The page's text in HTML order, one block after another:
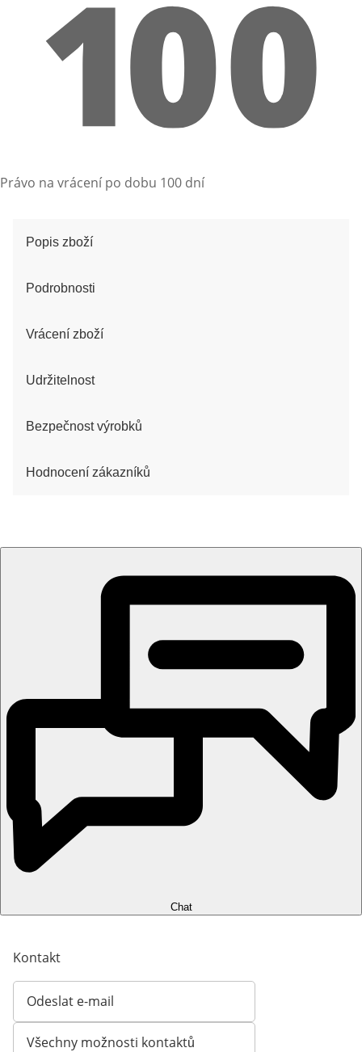
Právo na vrácení po dobu 100 dní
Popis zboží
Podrobnosti
Vrácení zboží
Udržitelnost
Bezpečnost výrobků
Hodnocení zákazníků
Chat
Kontakt
Odeslat e-mail
Otevírá e-mailového klienta
Všechny možnosti kontaktů